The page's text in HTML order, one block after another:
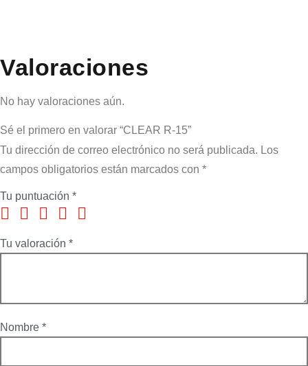
Valoraciones
No hay valoraciones aún.
Sé el primero en valorar “CLEAR R-15”
Tu dirección de correo electrónico no será publicada. Los
campos obligatorios están marcados con *
Tu puntuación *
Tu valoración *
Nombre *